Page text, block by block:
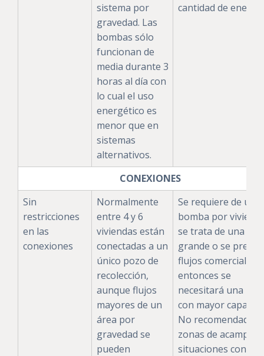
sistema por
gravedad. Las
bombas sólo
funcionan de
media durante 3
horas al día con
lo cual el uso
energético es
menor que en
sistemas
alternativos.
cantidad de
CONEXIONES
Sin
restricciones
en las
conexiones
Normalmente
entre 4 y 6
viviendas están
conectadas a un
único pozo de
recolección,
aunque flujos
mayores de un
área por
gravedad se
pueden
Se requiere de una
bomba por
se trata de una
grande o se prevén
flujos comerciales,
entonces se
necesitará una
con mayor
No recomendada
zonas de
situaciones con